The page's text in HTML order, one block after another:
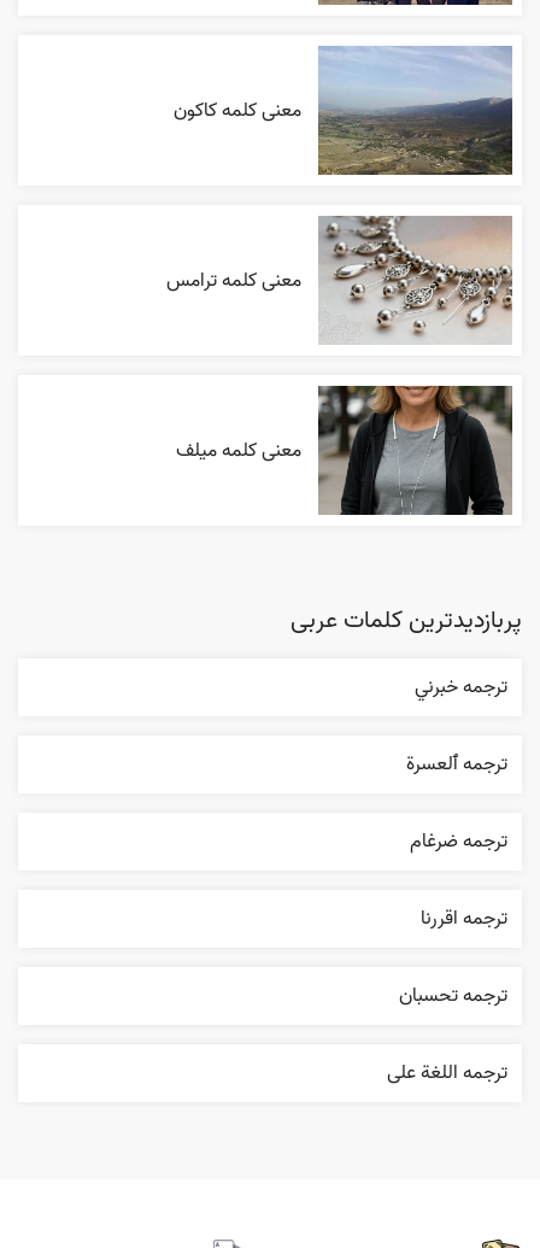
معنی کلمه کاکون
معنی کلمه ترامس
معنی کلمه میلف
پربازدیدترین کلمات عربی
ترجمه خبرني
ترجمه ٱلعسرة
ترجمه ضرغام
ترجمه اقررنا
ترجمه تحسبان
ترجمه اللغة علی